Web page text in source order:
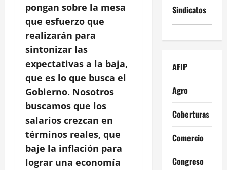
pongan sobre la mesa
que esfuerzo que
realizarán para
sintonizar las
expectativas a la baja,
que es lo que busca el
Gobierno. Nosotros
buscamos que los
salarios crezcan en
términos reales, que
baje la inflación para
lograr una economía
Sindicatos
AFIP
Agro
Coberturas
Comercio
Congreso